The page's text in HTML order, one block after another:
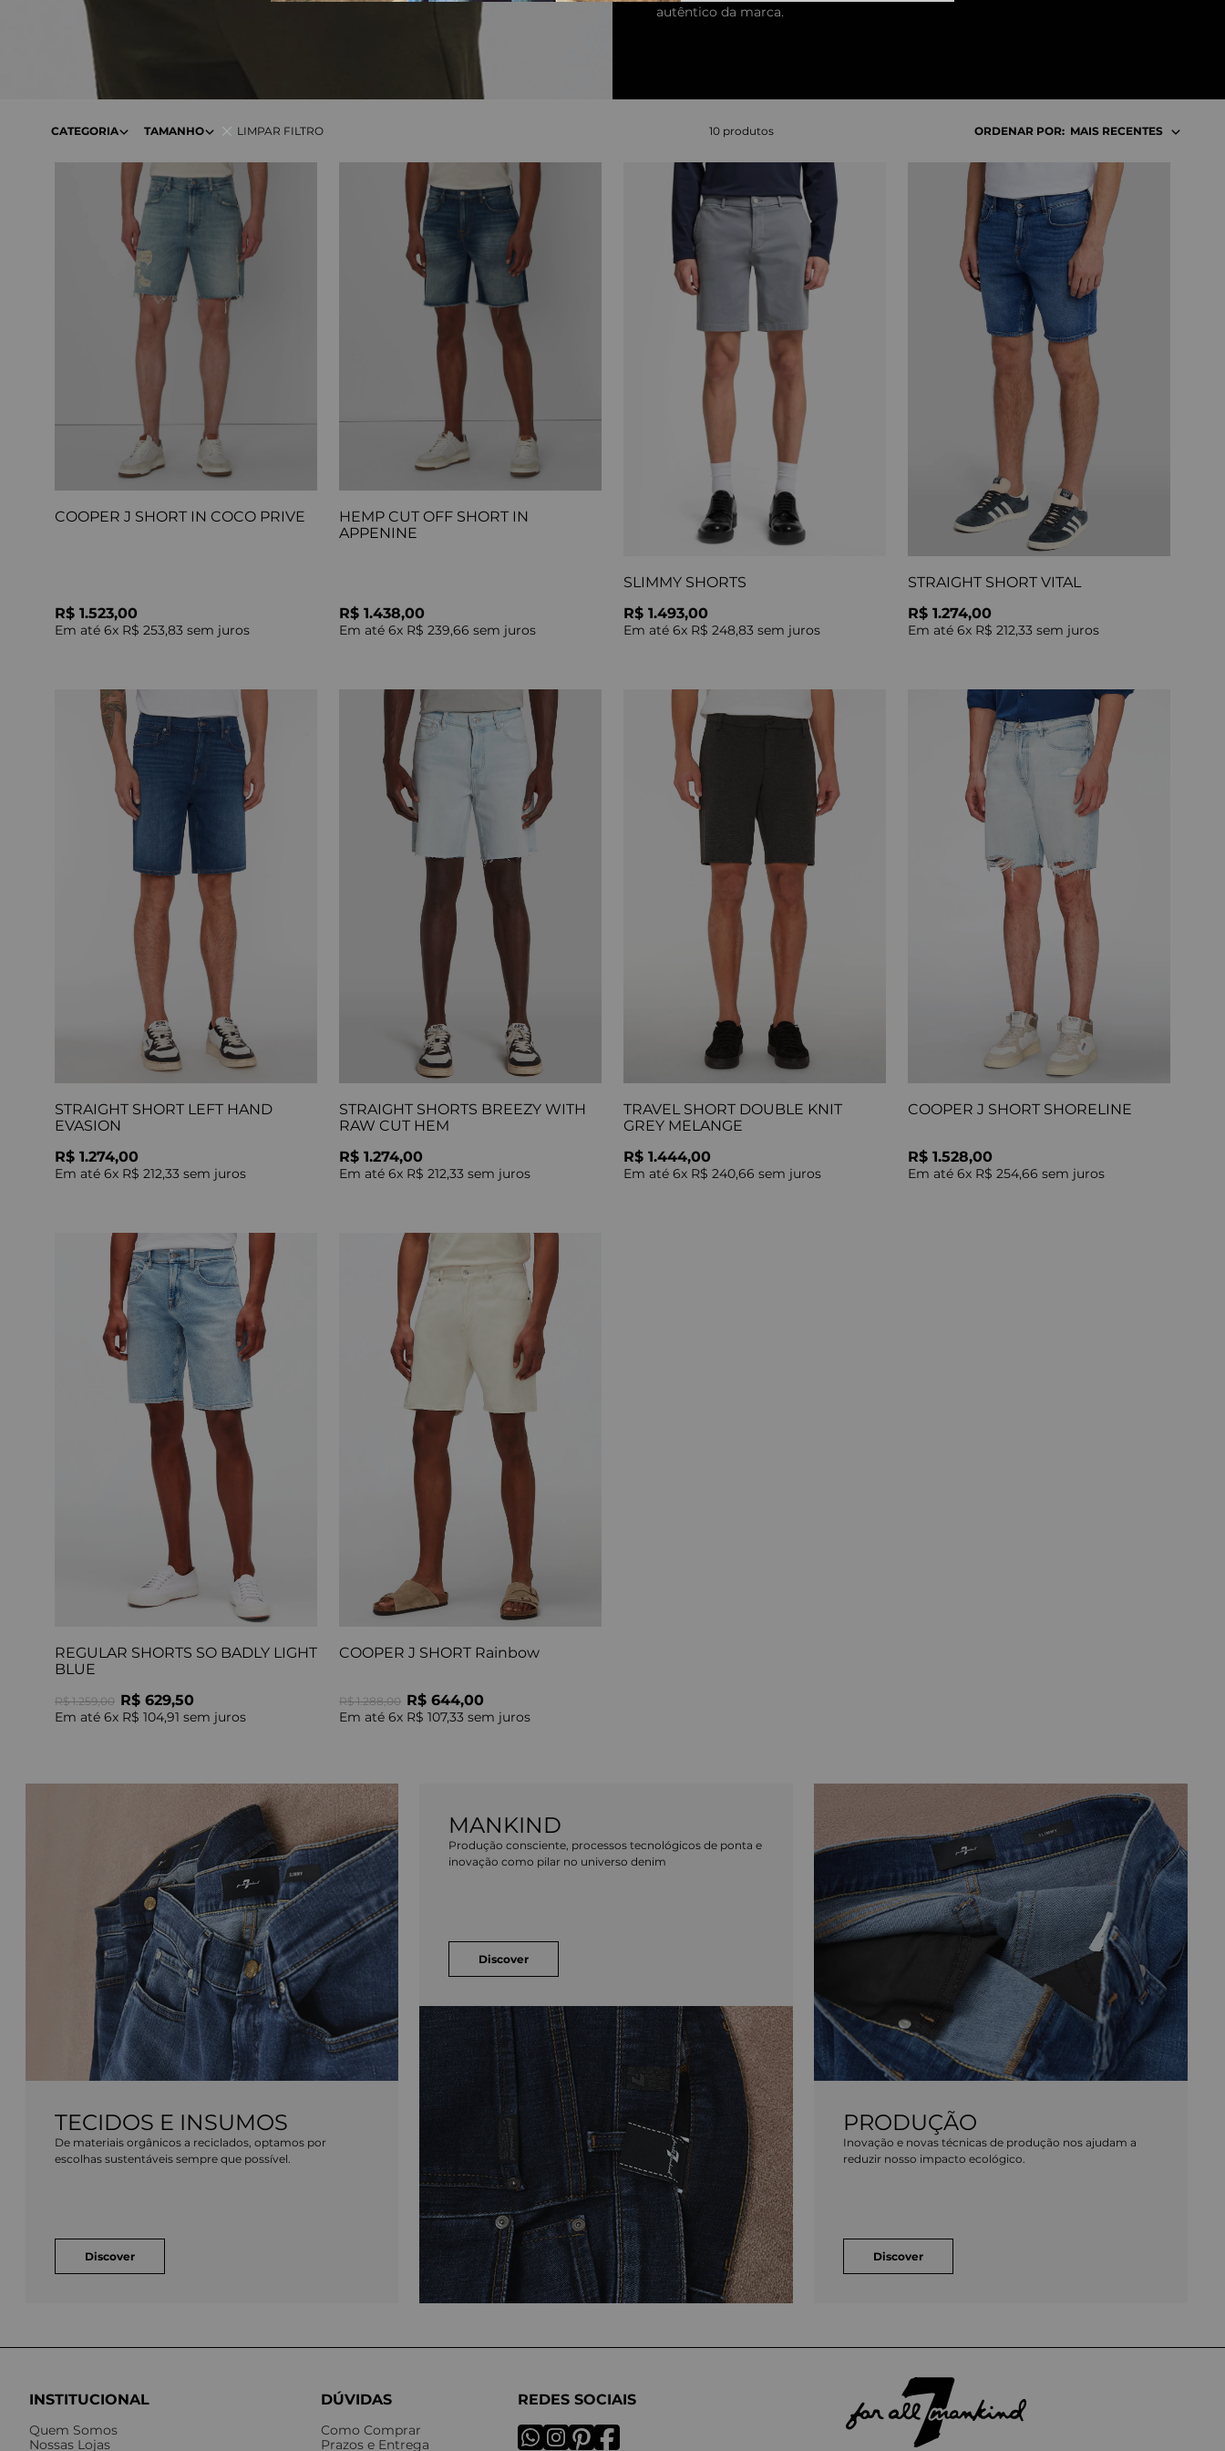
autêntico da marca.
CATEGORIA TAMANHO LIMPAR FILTRO 10 produtos ORDENAR POR: MAIS RECENTES
COOPER J SHORT IN COCO PRIVE
R$ 1.523,00
Em até 6x R$ 253,83 sem juros
HEMP CUT OFF SHORT IN
APPENINE
R$ 1.438,00
Em até 6x R$ 239,66 sem juros
SLIMMY SHORTS
R$ 1.493,00
Em até 6x R$ 248,83 sem juros
STRAIGHT SHORT VITAL
R$ 1.274,00
Em até 6x R$ 212,33 sem juros
STRAIGHT SHORT LEFT HAND
EVASION
R$ 1.274,00
Em até 6x R$ 212,33 sem juros
STRAIGHT SHORTS BREEZY WITH
RAW CUT HEM
R$ 1.274,00
Em até 6x R$ 212,33 sem juros
TRAVEL SHORT DOUBLE KNIT
GREY MELANGE
R$ 1.444,00
Em até 6x R$ 240,66 sem juros
COOPER J SHORT SHORELINE
R$ 1.528,00
Em até 6x R$ 254,66 sem juros
REGULAR SHORTS SO BADLY LIGHT
BLUE
R$ 1.259,00 R$ 629,50
Em até 6x R$ 104,91 sem juros
COOPER J SHORT Rainbow
R$ 1.288,00 R$ 644,00
Em até 6x R$ 107,33 sem juros
TECIDOS E INSUMOS
De materiais orgânicos a reciclados, optamos por
escolhas sustentáveis sempre que possível.
Discover
MANKIND
Produção consciente, processos tecnológicos de ponta e
inovação como pilar no universo denim
Discover
PRODUÇÃO
Inovação e novas técnicas de produção nos ajudam a
reduzir nosso impacto ecológico.
Discover
INSTITUCIONAL
Quem Somos
Nossas Lojas
DÚVIDAS
Como Comprar
Prazos e Entrega
REDES SOCIAIS